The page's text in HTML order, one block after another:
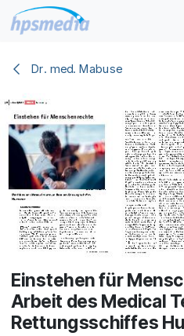
Zum Inhalt springen
Dr. med. Mabuse
Einstehen für
Arbeit des Medical
Rettungsschiffes